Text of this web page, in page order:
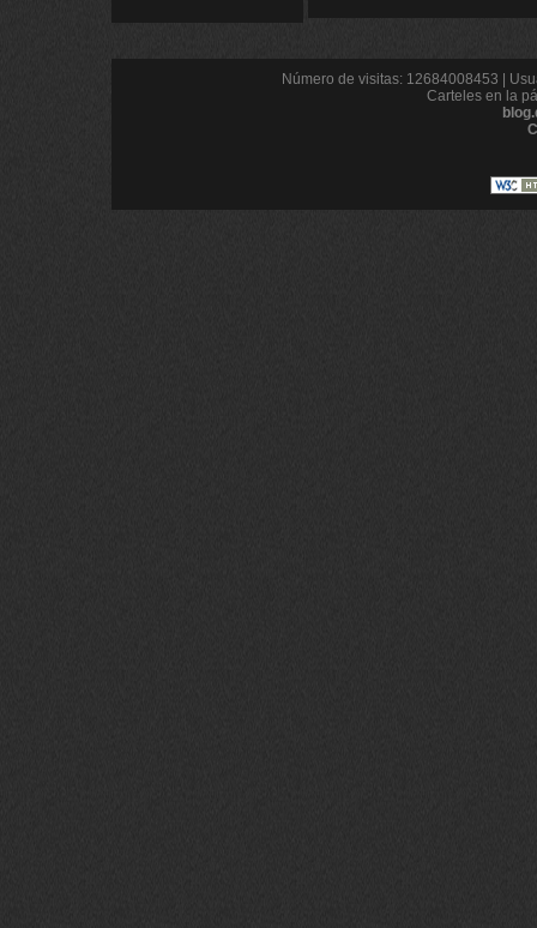
Número de visitas: 12684008453 |
Carteles en la